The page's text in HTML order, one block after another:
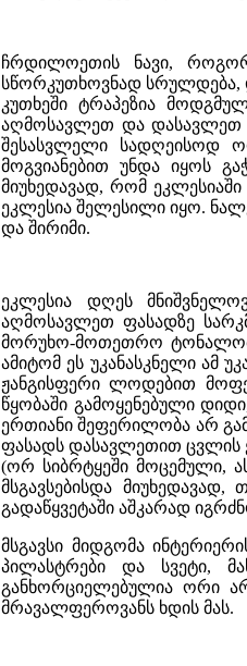
ჩრდილოეთის ნავი,
სწორკუთხოვნად სრულდება,
კუთხეში ტრაპეზია
აღმოსავლეთ და დასავლეთ
შესასვლელი სადღეისოდ
მოგვიანებით უნდა იყოს
მიუხედავად, რომ
ეკლესია შელესილი იყო.
და შირიმი.
ეკლესია დღეს
აღმოსავლეთ ფასადზე
მორუხო-მოთეთრო
ამიტომ ეს უკანასკნელი
ჟანგისფერი ლოდებით
წყობაში გამოყენებული
ერთიანი შეფერილობა არ
ფასადს დასავლეთით ცვლის
(ორ სიბრტყეში მოცემული,
მსგავსებისდა
გადაწყვეტაში აშკარად
მსგავსი მიდგომა
პილასტრები და სვეტი,
განხორციელებულია ორი
მრავალფეროვანს ხდის მას.